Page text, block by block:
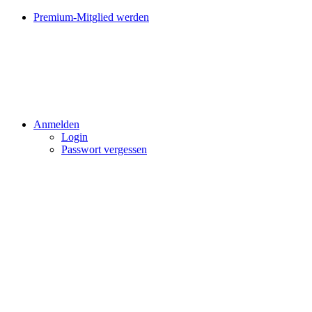
Premium-Mitglied werden
Anmelden
Login
Passwort vergessen